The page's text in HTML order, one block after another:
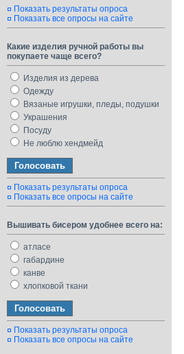
Показать результаты опроса
Показать все опросы на сайте
Какие изделия ручной работы вы
покупаете чаще всего?
Изделия из дерева
Одежду
Вязаные игрушки, пледы, подушки
Украшения
Посуду
Не люблю хендмейд
Показать результаты опроса
Показать все опросы на сайте
Вышивать бисером удобнее всего на:
атласе
габардине
канве
хлопковой ткани
Показать результаты опроса
Показать все опросы на сайте